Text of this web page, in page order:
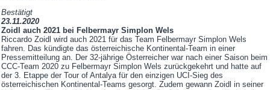
Bestätigt
23.11.2020
Zoidl auch 2021 bei Felbermayr Simplon Wels
Riccardo Zoidl wird auch 2021 für das Team Felbermayr Simplon Wels
fahren. Das kündigte das österreichische Kontinental-Team in einer
Pressemitteilung an. Der 32-jährige Österreicher war nach einer Saison beim
CCC-Team 2020 zu Felbermayr Simplon Wels zurückgekehrt und hatte auf
der 3. Etappe der Tour of Antalya für den einzigen UCI-Sieg des
österreichischen Kontinental-Teams gesorgt. Zudem gewann Zoidl in seiner